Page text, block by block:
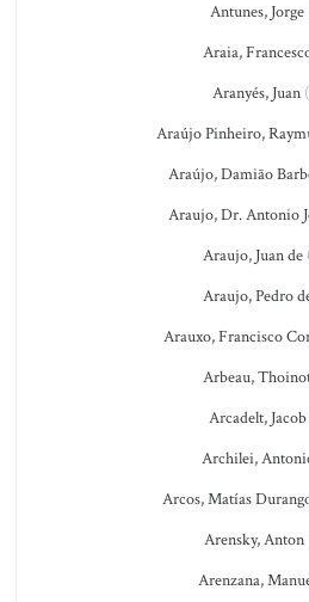
Antunes, Jorge
Araia,
Aranyés, Juan
Araújo Pinheiro,
Araújo, Damião
Araujo, Dr. Antonio
Araujo, Juan de
Araujo, Pedro
Arauxo, Francisco
Arbeau,
Arcadelt, Jacob
Archilei,
Arcos, Matías
Arensky, Anton
Arenzana,